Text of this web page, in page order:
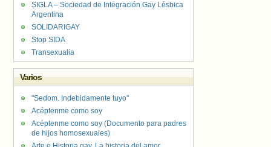
SIGLA – Sociedad de Integración Gay Lésbica
Argentina
SOLIDARIGAY
Stop SIDA
Transexualia
Varios
"Sedom. Indebidamente tuyo"
Acéptenme como soy
Acéptenme como soy (Documento para padres
de hijos homosexuales)